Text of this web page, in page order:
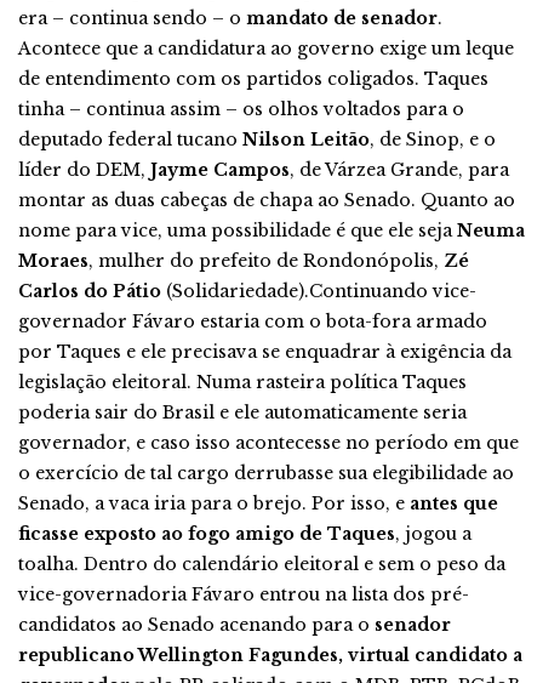
era – continua sendo – o mandato de senador.
Acontece que a candidatura ao governo exige um leque
de entendimento com os partidos coligados. Taques
tinha – continua assim – os olhos voltados para o
deputado federal tucano Nilson Leitão, de Sinop, e o
líder do DEM, Jayme Campos, de Várzea Grande, para
montar as duas cabeças de chapa ao Senado. Quanto ao
nome para vice, uma possibilidade é que ele sejaNeuma
Moraes, mulher do prefeito de Rondonópolis, Zé
Carlos do Pátio (Solidariedade).Continuando vice-
governador Fávaro estaria com o bota-fora armado
por Taques e ele precisava se enquadrar à exigência da
legislação eleitoral. Numa rasteira política Taques
poderia sair do Brasil e ele automaticamente seria
governador, e caso isso acontecesse no período em que
o exercício de tal cargo derrubasse sua elegibilidade ao
Senado, a vaca iria para o brejo. Por isso, e antes que
ficasse exposto ao fogo amigo de Taques, jogou a
toalha. Dentro do calendário eleitoral e sem o peso da
vice-governadoria Fávaro entrou na lista dos pré-
candidatos ao Senado acenando para o senador
republicano Wellington Fagundes, virtual candidato a